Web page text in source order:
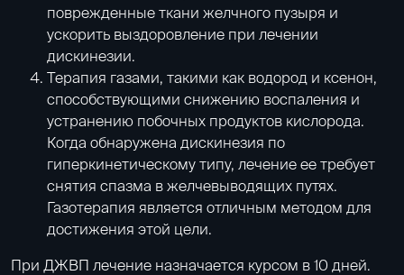
поврежденные ткани желчного пузыря и
ускорить выздоровление при лечении
дискинезии.
Терапия газами , такими как водород и ксенон,
способствующими снижению воспаления и
устранению побочных продуктов кислорода.
Когда обнаружена дискинезия по
гиперкинетическому типу, лечение ее требует
снятия спазма в желчевыводящих путях.
Газотерапия является отличным методом для
достижения этой цели.
При ДЖВП лечение назначается курсом в 10 дней.